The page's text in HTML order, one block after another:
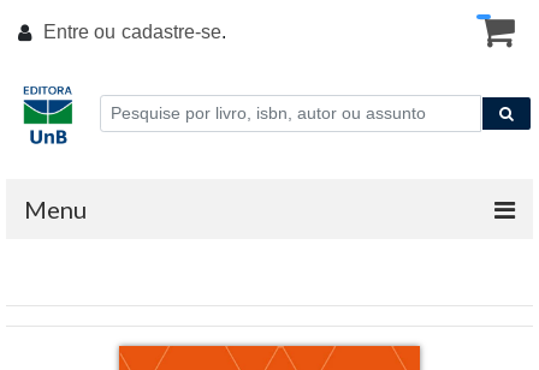
Entre ou cadastre-se.
Menu